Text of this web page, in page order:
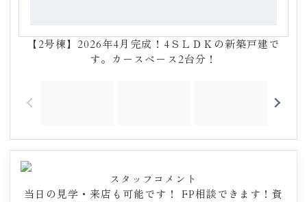
【2号棟】2026年4月完成！4ＳＬＤＫの新築戸建で
す。カースペース2台分！
スタッフコメント
当日の見学・来店も可能です！ FP相談できます！資